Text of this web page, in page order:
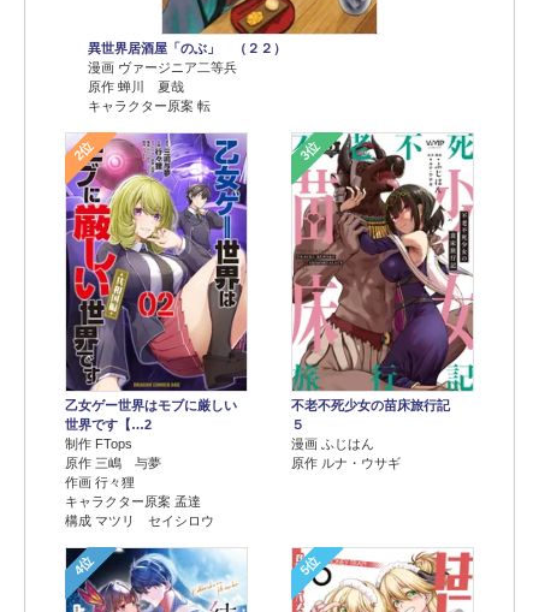
異世界居酒屋「のぶ」 （２２）
漫画 ヴァージニア二等兵
原作 蝉川 夏哉
キャラクター原案 転
2位
乙女ゲー世界はモブに厳しい
世界です【…2
制作 FTops
原作 三嶋 与夢
作画 行々狸
キャラクター原案 孟達
構成 マツリ セイシロウ
3位
不老不死少女の苗床旅行記
５
漫画 ふじはん
原作 ルナ・ウサギ
4位 5位